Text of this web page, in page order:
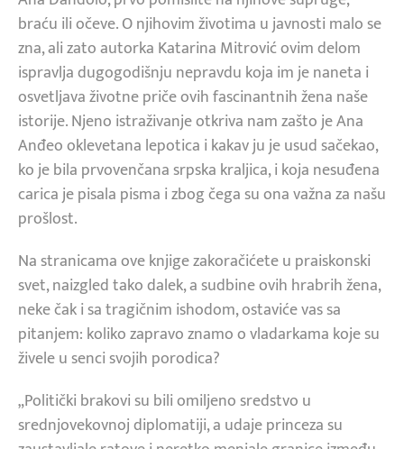
braću ili očeve. O njihovim životima u javnosti malo se
zna, ali zato autorka Katarina Mitrović ovim delom
ispravlja dugogodišnju nepravdu koja im je naneta i
osvetljava životne priče ovih fascinantnih žena naše
istorije. Njeno istraživanje otkriva nam zašto je Ana
Anđeo oklevetana lepotica i kakav ju je usud sačekao,
ko je bila prvovenčana srpska kraljica, i koja nesuđena
carica je pisala pisma i zbog čega su ona važna za našu
prošlost.
Na stranicama ove knjige zakoračićete u praiskonski
svet, naizgled tako dalek, a sudbine ovih hrabrih žena,
neke čak i sa tragičnim ishodom, ostaviće vas sa
pitanjem: koliko zapravo znamo o vladarkama koje su
živele u senci svojih porodica?
„Politički brakovi su bili omiljeno sredstvo u
srednjovekovnoj diplomatiji, a udaje princeza su